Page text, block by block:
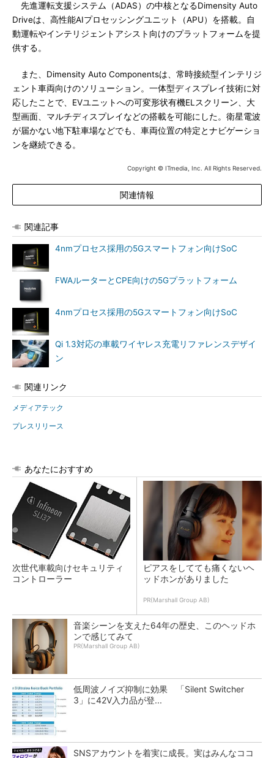
先進運転支援システム（ADAS）の中核となるDimensity Auto
Driveは、高性能AIプロセッシングユニット（APU）を搭載。自
動運転やインテリジェントアシスト向けのプラットフォームを提
供する。
また、Dimensity Auto Componentsは、常時接続型インテリジ
ェント車両向けのソリューション。一体型ディスプレイ技術に対
応したことで、EVユニットへの可変形状有機ELスクリーン、大
型画面、マルチディスプレイなどの搭載を可能にした。衛星電波
が届かない地下駐車場などでも、車両位置の特定とナビゲーショ
ンを継続できる。
Copyright © ITmedia, Inc. All Rights Reserved.
関連情報
関連記事
4nmプロセス採用の5Gスマートフォン向けSoC
FWAルーターとCPE向けの5Gプラットフォーム
4nmプロセス採用の5Gスマートフォン向けSoC
Qi 1.3対応の車載ワイヤレス充電リファレンスデザイ
ン
関連リンク
メディアテック
プレスリリース
あなたにおすすめ
次世代車載向けセキュリティ
コントローラー
ピアスをしてても痛くないヘ
ッドホンがありました
PR(Marshall Group AB)
音楽シーンを支えた64年の歴史、このヘッドホ
ンで感じてみて
PR(Marshall Group AB)
低周波ノイズ抑制に効果 「Silent Switcher
3」に42V入力品が登...
SNSアカウントを着実に成長。実はみんなココ